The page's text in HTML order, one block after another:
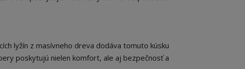
lyžín z masívneho dreva dodáva tomuto kúsku
poskytujú nielen komfort, ale aj bezpečnosť a